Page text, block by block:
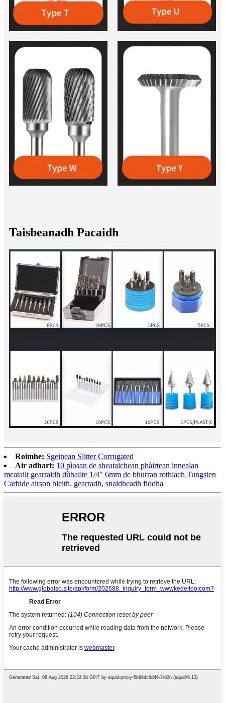
Taisbeanadh Pacaidh
Roimhe: Sgeinean Slitter Corrugated
Air adhart: 10 pìosan de sheataichean phàirtean innealan
meatailt gearraidh dùbailte 1/4″ 6mm de bhurran rothlach Tungsten
Carbide airson bleith, gearradh, snaidheadh ​​fiodha